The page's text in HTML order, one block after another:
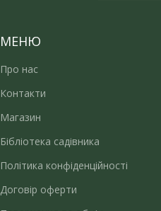
МЕНЮ
Про нас
Контакти
Магазин
Бібліотека садівника
Політика конфіденційності
Договір оферти